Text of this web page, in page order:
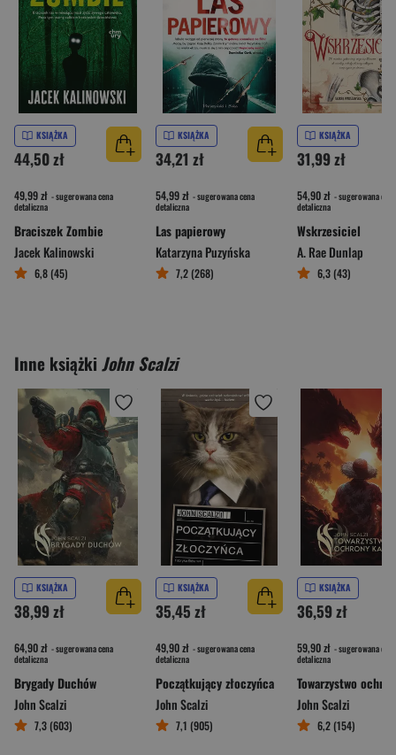
KSIĄŻKA
44,50 zł
49,99 zł - sugerowana cena
detaliczna
Braciszek Zombie
Jacek Kalinowski
6,8 (45)
KSIĄŻKA
34,21 zł
54,99 zł - sugerowana cena
detaliczna
Las papierowy
Katarzyna Puzyńska
7,2 (268)
KSIĄŻKA
31,99 zł
54,90 zł - sugerowana cena
detaliczna
Wskrzesiciel
A. Rae Dunlap
6,3 (43)
Inne książki John Scalzi
KSIĄŻKA
38,99 zł
64,90 zł - sugerowana cena
detaliczna
Brygady Duchów
John Scalzi
7,3 (603)
KSIĄŻKA
35,45 zł
49,90 zł - sugerowana cena
detaliczna
Początkujący złoczyńca
John Scalzi
7,1 (905)
KSIĄŻKA
36,59 zł
59,90 zł - sugerowana cena
detaliczna
John Scalzi
6,2 (154)